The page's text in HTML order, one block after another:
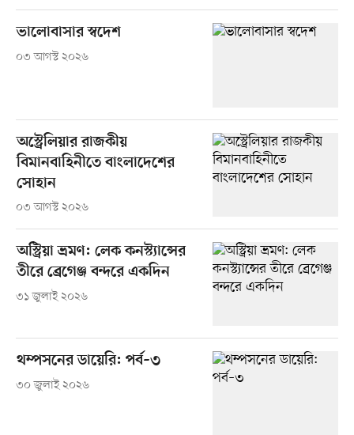
ভালোবাসার স্বদেশ
০৩ আগস্ট ২০২৬
অস্ট্রেলিয়ার রাজকীয়
বিমানবাহিনীতে বাংলাদেশের
সোহান
০৩ আগস্ট ২০২৬
অস্ট্রিয়া ভ্রমণ: লেক কনস্ট্যান্সের
তীরে ব্রেগেঞ্জ বন্দরে একদিন
৩১ জুলাই ২০২৬
থম্পসনের ডায়েরি: পর্ব–৩
৩০ জুলাই ২০২৬